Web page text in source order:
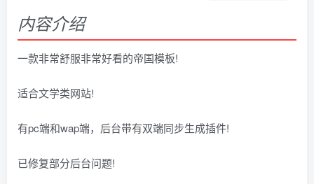
内容介绍
一款非常舒服非常好看的帝国模板!
适合文学类网站!
有pc端和wap端，后台带有双端同步生成插件!
已修复部分后台问题!